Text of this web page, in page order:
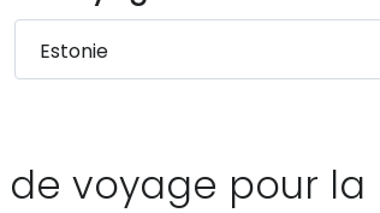
voyage pour la